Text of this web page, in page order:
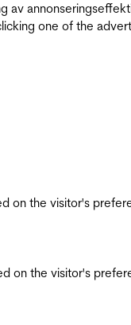
av
one of the
on the visitor's
on the visitor's